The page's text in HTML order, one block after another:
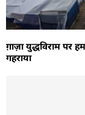
ग़ाज़ा युद्धविराम पर
गहराया